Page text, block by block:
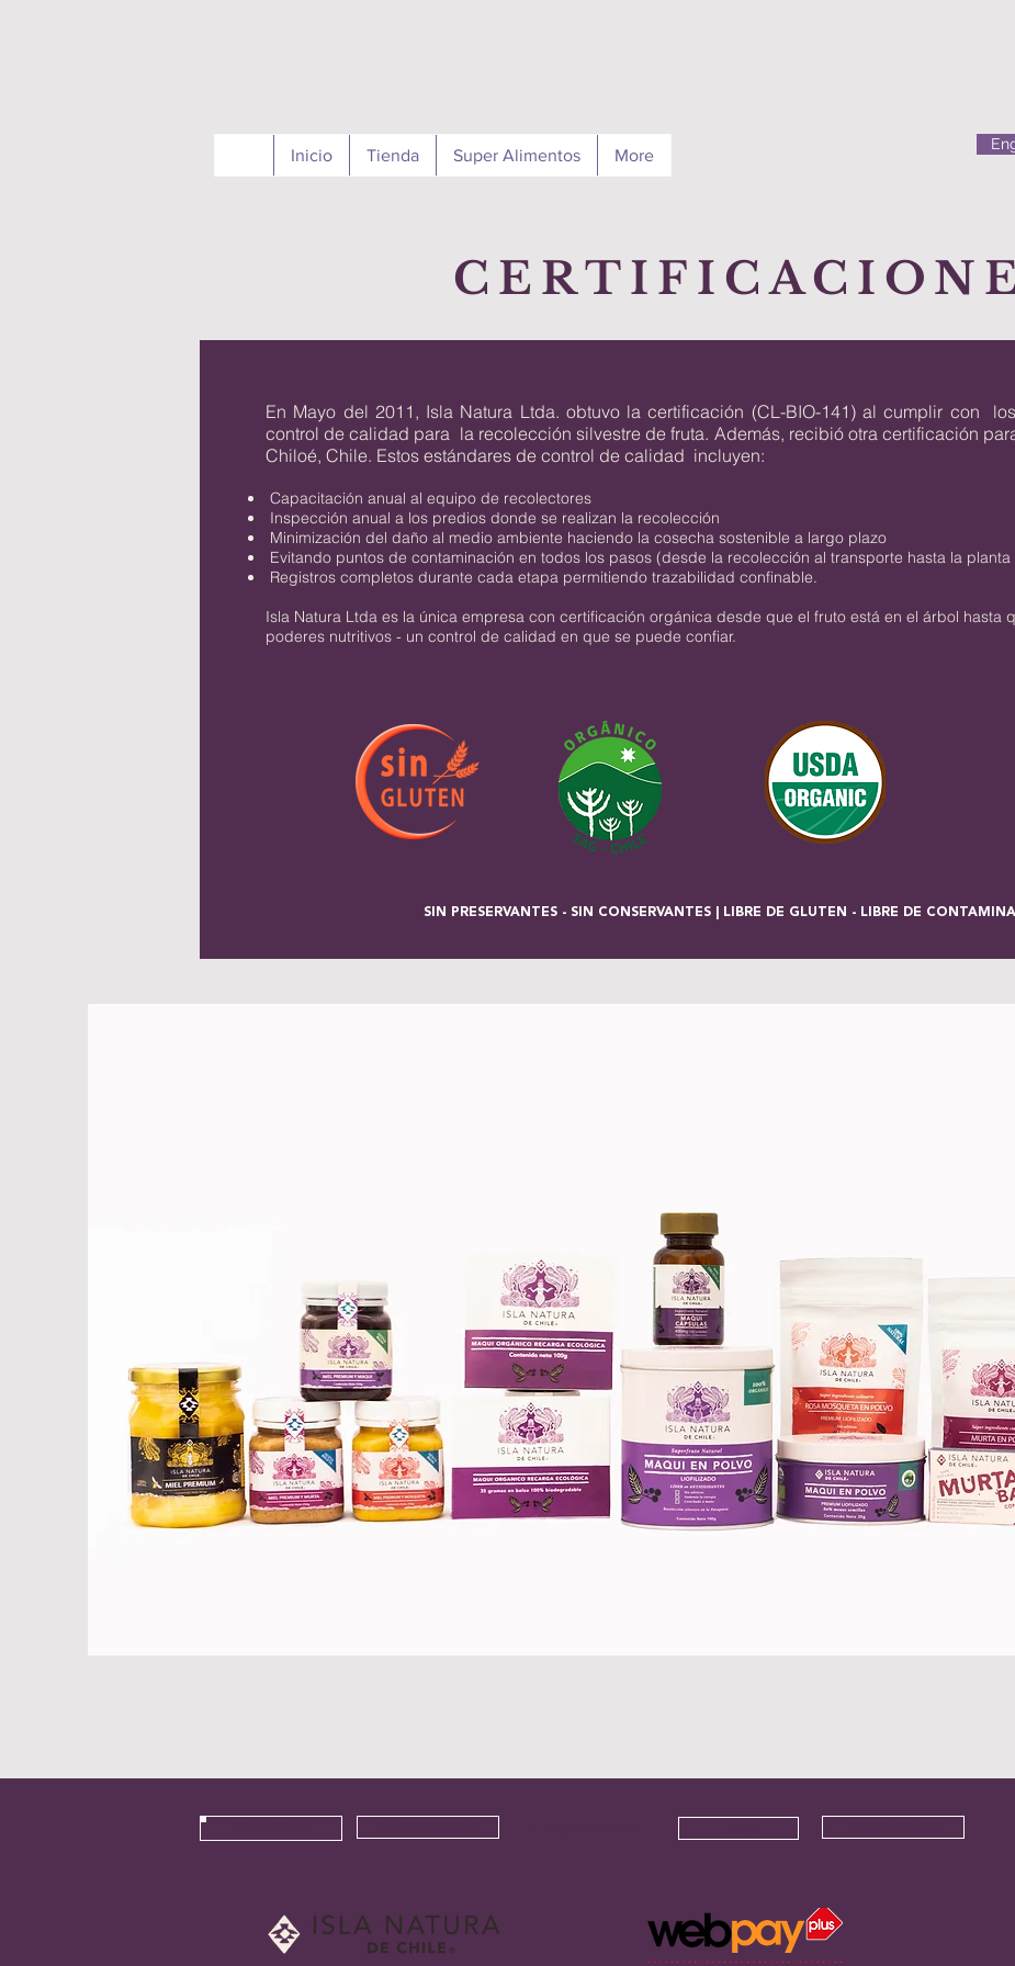
Inicio Tienda Super Alimentos More
En Mayo del 2011, Isla Natura Ltda. obtuvo la certificación (CL-BIO-141) al cumplir con
control de calidad para la recolección silvestre de fruta. Además, recibió otra certificación
Chiloé, Chile. Estos estándares de control de calidad incluyen:
Capacitación anual al equipo de recolectores
Inspección anual a los predios donde se realizan la recolección
Minimización del daño al medio ambiente haciendo la cosecha sostenible a largo plazo
Evitando puntos de contaminación en todos los pasos (desde la recolección al transporte hasta la
Registros completos durante cada etapa permitiendo trazabilidad confinable.
Isla Natura Ltda es la única empresa con certificación orgánica desde que el fruto está en el árbol hasta
poderes nutritivos - un control de calidad en que se puede confiar.
SIN PRESERVANTES - SIN CONSERVANTES | LIBRE DE GLUTEN - LIBRE DE